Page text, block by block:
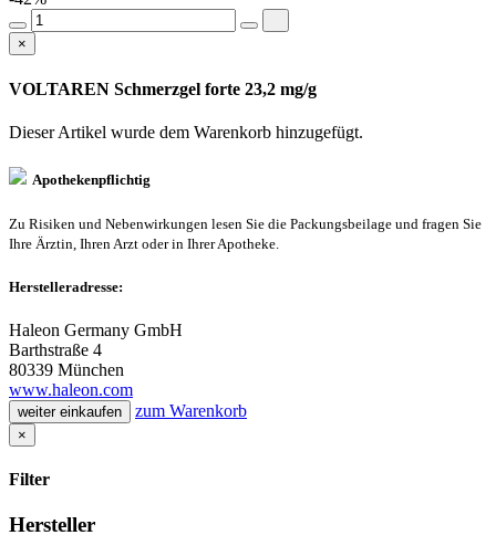
×
VOLTAREN Schmerzgel forte 23,2 mg/g
Dieser Artikel wurde dem Warenkorb hinzugefügt.
Apothekenpflichtig
Zu Risiken und Nebenwirkungen lesen Sie die Packungsbeilage und fragen Sie
Ihre Ärztin, Ihren Arzt oder in Ihrer Apotheke.
Herstelleradresse:
Haleon Germany GmbH
Barthstraße 4
80339 München
www.haleon.com
weiter einkaufen zum Warenkorb
×
Filter
Hersteller